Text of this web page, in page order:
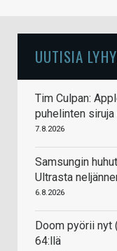
UUTISIA
Tim Culpan:
puhelinten
7.8.2026
Samsungin
Ultrasta
6.8.2026
Doom pyörii nyt
64:llä